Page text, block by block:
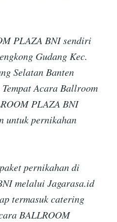
PLAZA BNI sendiri
Gudang Kec.
Selatan Banten
Tempat Acara Ballroom
PLAZA BNI
untuk pernikahan
pernikahan di
melalui Jagarasa.id
termasuk catering
BALLROOM